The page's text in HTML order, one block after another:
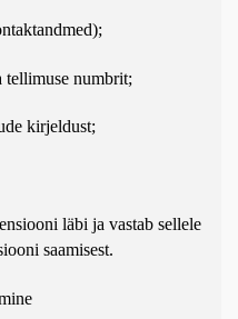
tellimuse numbrit;
kirjeldust;
läbi ja vastab sellele
saamisest.